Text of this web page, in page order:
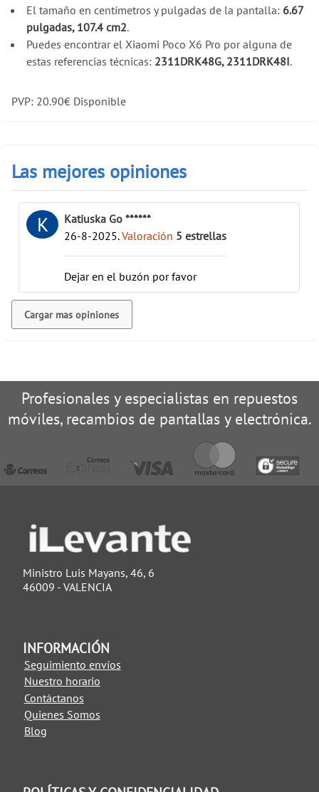
El tamaño en centímetros y pulgadas de la pantalla: 6.67
pulgadas, 107.4 cm2.
Puedes encontrar el Xiaomi Poco X6 Pro por alguna de
estas referencias técnicas: 2311DRK48G, 2311DRK48I.
PVP: 20.90€ Disponible
Las mejores opiniones
K
Katiuska Go ******
26-8-2025.Valoración 5 estrellas
Dejar en el buzón por favor
Cargar mas opiniones
Profesionales y especialistas en repuestos
móviles, recambios de pantallas y electrónica.
Ministro Luis Mayans, 46, 6
46009 - VALENCIA
INFORMACIÓN
Seguimiento envíos
Nuestro horario
Contáctanos
Quienes Somos
Blog